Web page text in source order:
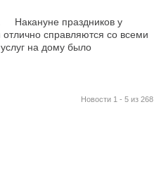
Накануне праздников у
справляются со всеми
на дому было
Новости 1 - 5 из 268